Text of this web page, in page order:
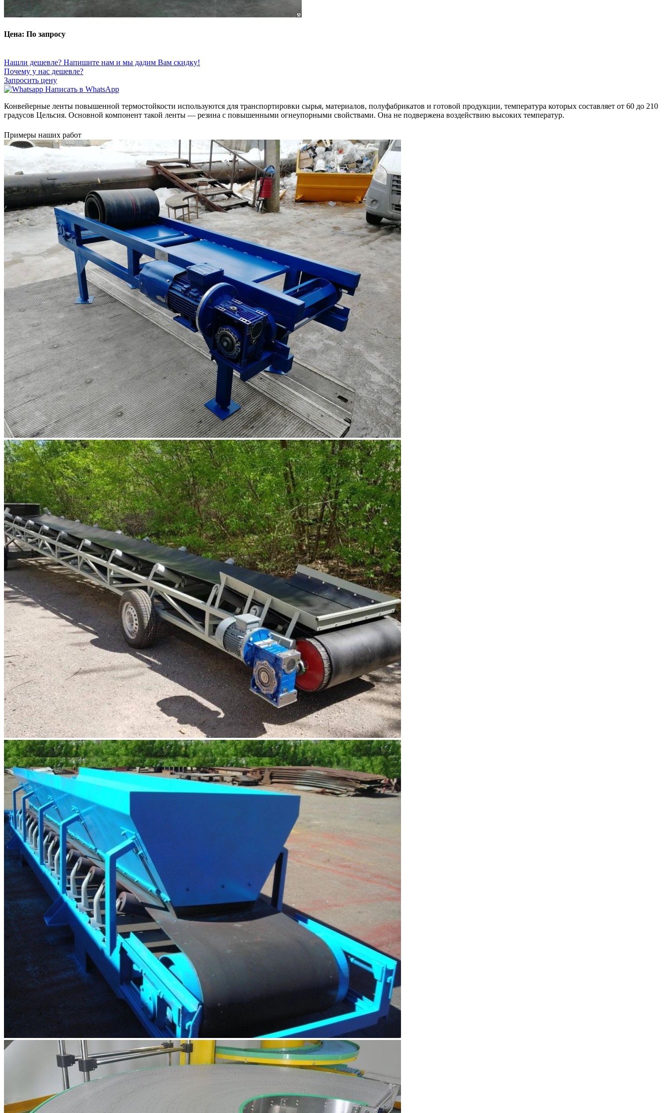
Цена: По запросу
Нашли дешевле? Напишите нам и мы дадим Вам скидку!
Почему у нас дешевле?
Запросить цену
Написать в WhatsApp
Конвейерные ленты повышенной термостойкости используются для транспортировки сырья, материалов, полуфабрикатов и готовой продукции, температура которых составляет от 60 до 210
градусов Цельсия. Основной компонент такой ленты — резина с повышенными огнеупорными свойствами. Она не подвержена воздействию высоких температур.
Примеры наших работ